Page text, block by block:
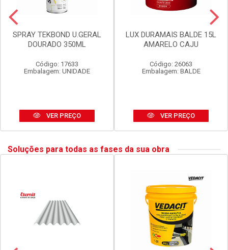
SPRAY TEKBOND U.GERAL
DOURADO 350ML
Código: 17633
Embalagem: UNIDADE
VER PREÇO
LUX DURAMAIS BALDE 15L
AMARELO CAJU
Código: 26063
Embalagem: BALDE
VER PREÇO
Soluções para todas as fases da sua obra